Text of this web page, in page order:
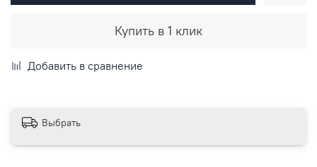
Купить в 1 клик
Добавить в сравнение
Выбрать